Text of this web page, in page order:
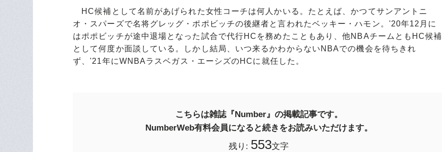
HC候補として名前があげられた女性コーチは何人かいる。たとえば、かつてサンアントニ
オ・スパーズで名将グレッグ・ポポビッチの後継者と言われたベッキー・ハモン。'20年12月に
はポポビッチが途中退場となった試合で代行HCを務めたこともあり、他NBAチームともHC候補
として何度か面談している。しかし結局、いつ来るかわからないNBAでの機会を待ちきれ
ず、'21年にWNBAラスベガス・エーシズのHCに就任した。
こちらは雑誌『Number』の掲載記事です。
NumberWeb有料会員になると続きをお読みいただけます。
残り: 553文字